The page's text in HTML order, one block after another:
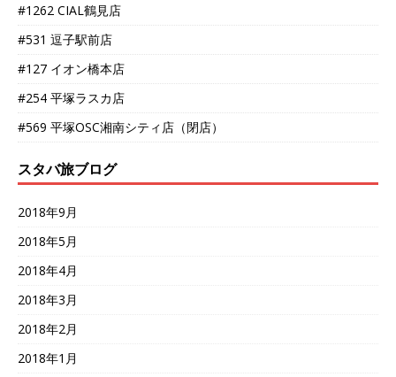
#1262 CIAL鶴見店
#531 逗子駅前店
#127 イオン橋本店
#254 平塚ラスカ店
#569 平塚OSC湘南シティ店（閉店）
スタバ旅ブログ
2018年9月
2018年5月
2018年4月
2018年3月
2018年2月
2018年1月